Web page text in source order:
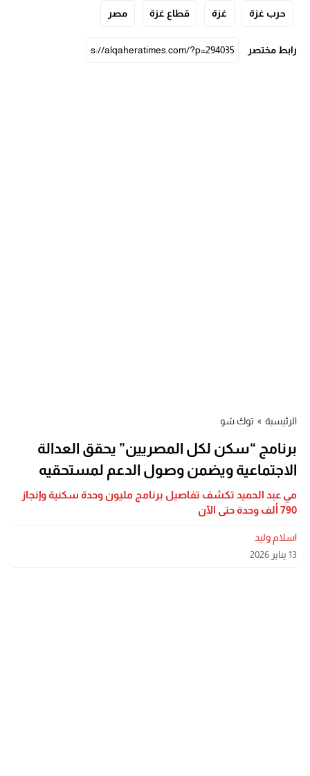
حرب غزة غزة قطاع غزة مصر
رابط مختصر
الرئيسية » توك شو
برنامج “سكن لكل المصريين” يحقق العدالة
الاجتماعية ويضمن وصول الدعم لمستحقيه
مي عبد الحميد تكشف تفاصيل برنامج مليون وحدة سكنية وإنجاز
790 ألف وحدة حتى الآن
اسلام وليد
13 يناير 2026